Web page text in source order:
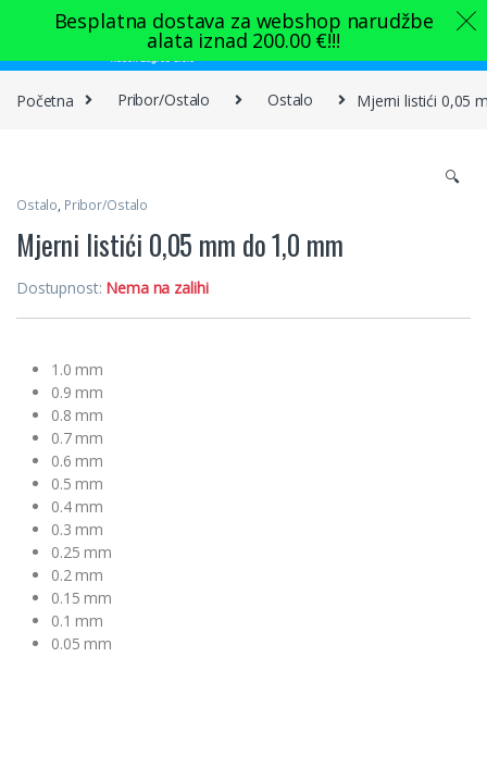
Skip to navigation
Skip to content
Početna Pribor/Ostalo Ostalo Mjerni listići 0,05
🔍
Ostalo, Pribor/Ostalo
Mjerni listići 0,05 mm do 1,0 mm
Dostupnost: Nema na zalihi
1.0 mm
0.9 mm
0.8 mm
0.7 mm
0.6 mm
0.5 mm
0.4 mm
0.3 mm
0.25 mm
0.2 mm
0.15 mm
0.1 mm
0.05 mm
Besplatna dostava za webshop narudžbe
alata iznad 200.00 €!!!